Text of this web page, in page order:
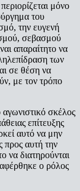
μόνο
του
την ευγενή
σεβασμού
απαραίτητο να
των
σε θέση να
με τον τρόπο
σκέλος
επίτευξης
αυτό να μην
προς αυτή την
να διατηρούνται
ο ρόλος